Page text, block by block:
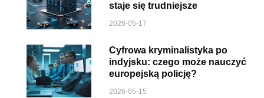
staje się trudniejsze
2026-05-17
Cyfrowa kryminalistyka po
indyjsku: czego może nauczyć
europejską policję?
2026-05-15